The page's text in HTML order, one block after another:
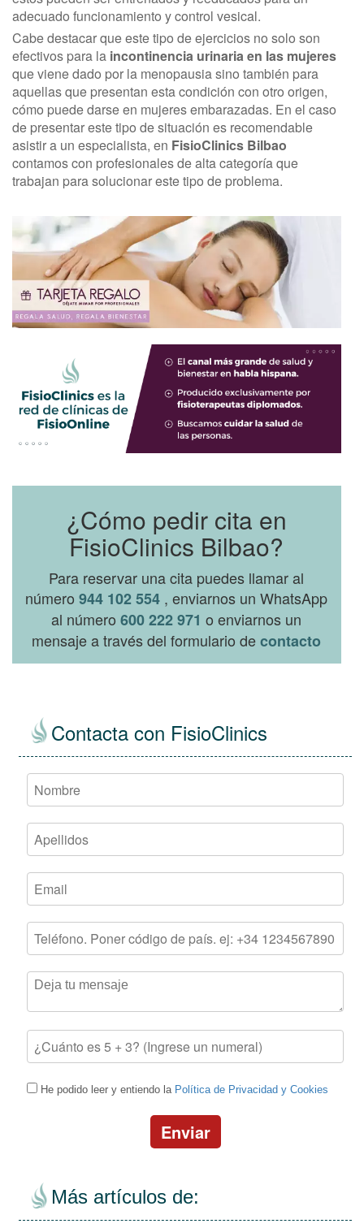
adecuado funcionamiento y control vesical.
Cabe destacar que este tipo de ejercicios no solo son
efectivos para la incontinencia urinaria en las mujeres
que viene dado por la menopausia sino también para
aquellas que presentan esta condición con otro origen,
cómo puede darse en mujeres embarazadas. En el caso
de presentar este tipo de situación es recomendable
asistir a un especialista, en FisioClinics Bilbao
contamos con profesionales de alta categoría que
trabajan para solucionar este tipo de problema.
¿Cómo pedir cita en
FisioClinics Bilbao?
Para reservar una cita puedes llamar al
número944 102 554 , enviarnos un WhatsApp
al número600 222 971 o enviarnos un
mensaje a través del formulario decontacto
Contacta con FisioClinics
He podido leer y entiendo la Política de Privacidad y Cookies
Enviar
Más artículos de: